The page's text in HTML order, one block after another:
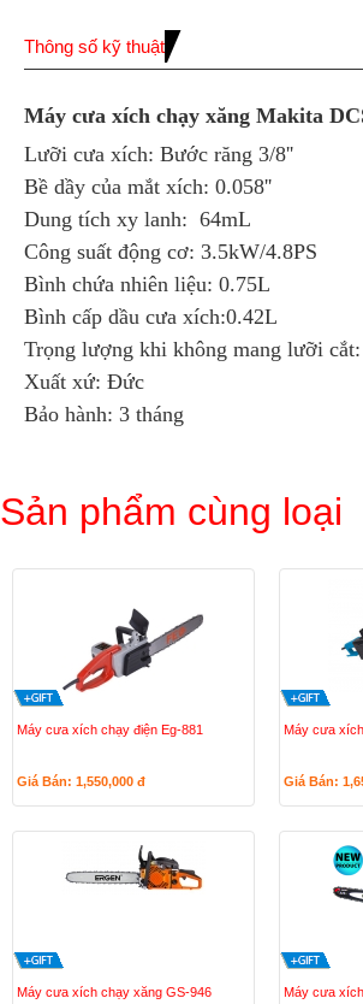
Thông số kỹ thuật
Máy cưa xích chạy xăng Makita
Lưỡi cưa xích: Bước răng 3/8''
Bề dầy của mắt xích: 0.058''
Dung tích xy lanh: 64mL
Công suất động cơ: 3.5kW/4.8PS
Bình chứa nhiên liệu: 0.75L
Bình cấp dầu cưa xích:0.42L
Trọng lượng khi không mang lưỡi
Xuất xứ: Đức
Bảo hành: 3 tháng
Sản phẩm cùng loại
Máy cưa xích chạy điện Eg-881
Giá Bán: 1,550,000 đ
Máy cưa
Giá Bán:
Máy cưa xích chạy xăng GS-946
Máy cưa